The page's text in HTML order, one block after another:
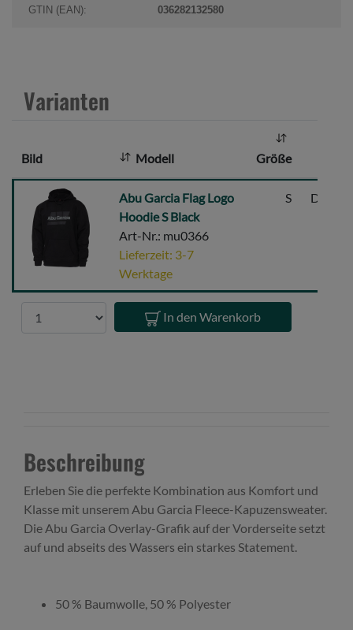
k
a
:
GTIN (EAN):
036282132580
Varianten
Bild Modell Größe
Garcia
Flag
Logo
Hoodie
S
Abu Garcia Flag Logo
Hoodie S Black
Art-Nr.: mu0366
Lieferzeit: 3-7
Werktage
S
In den Warenkorb
Beschreibung
Erleben Sie die perfekte Kombination aus Komfort und
Klasse mit unserem Abu Garcia Fleece-Kapuzensweater.
Die Abu Garcia Overlay-Grafik auf der Vorderseite setzt
auf und abseits des Wassers ein starkes Statement.
50 % Baumwolle, 50 % Polyester